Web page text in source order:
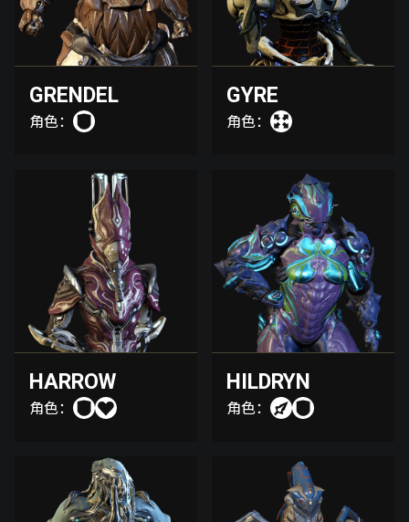
GRENDEL
角色：
GYRE
角色：
HARROW
角色：
HILDRYN
角色：